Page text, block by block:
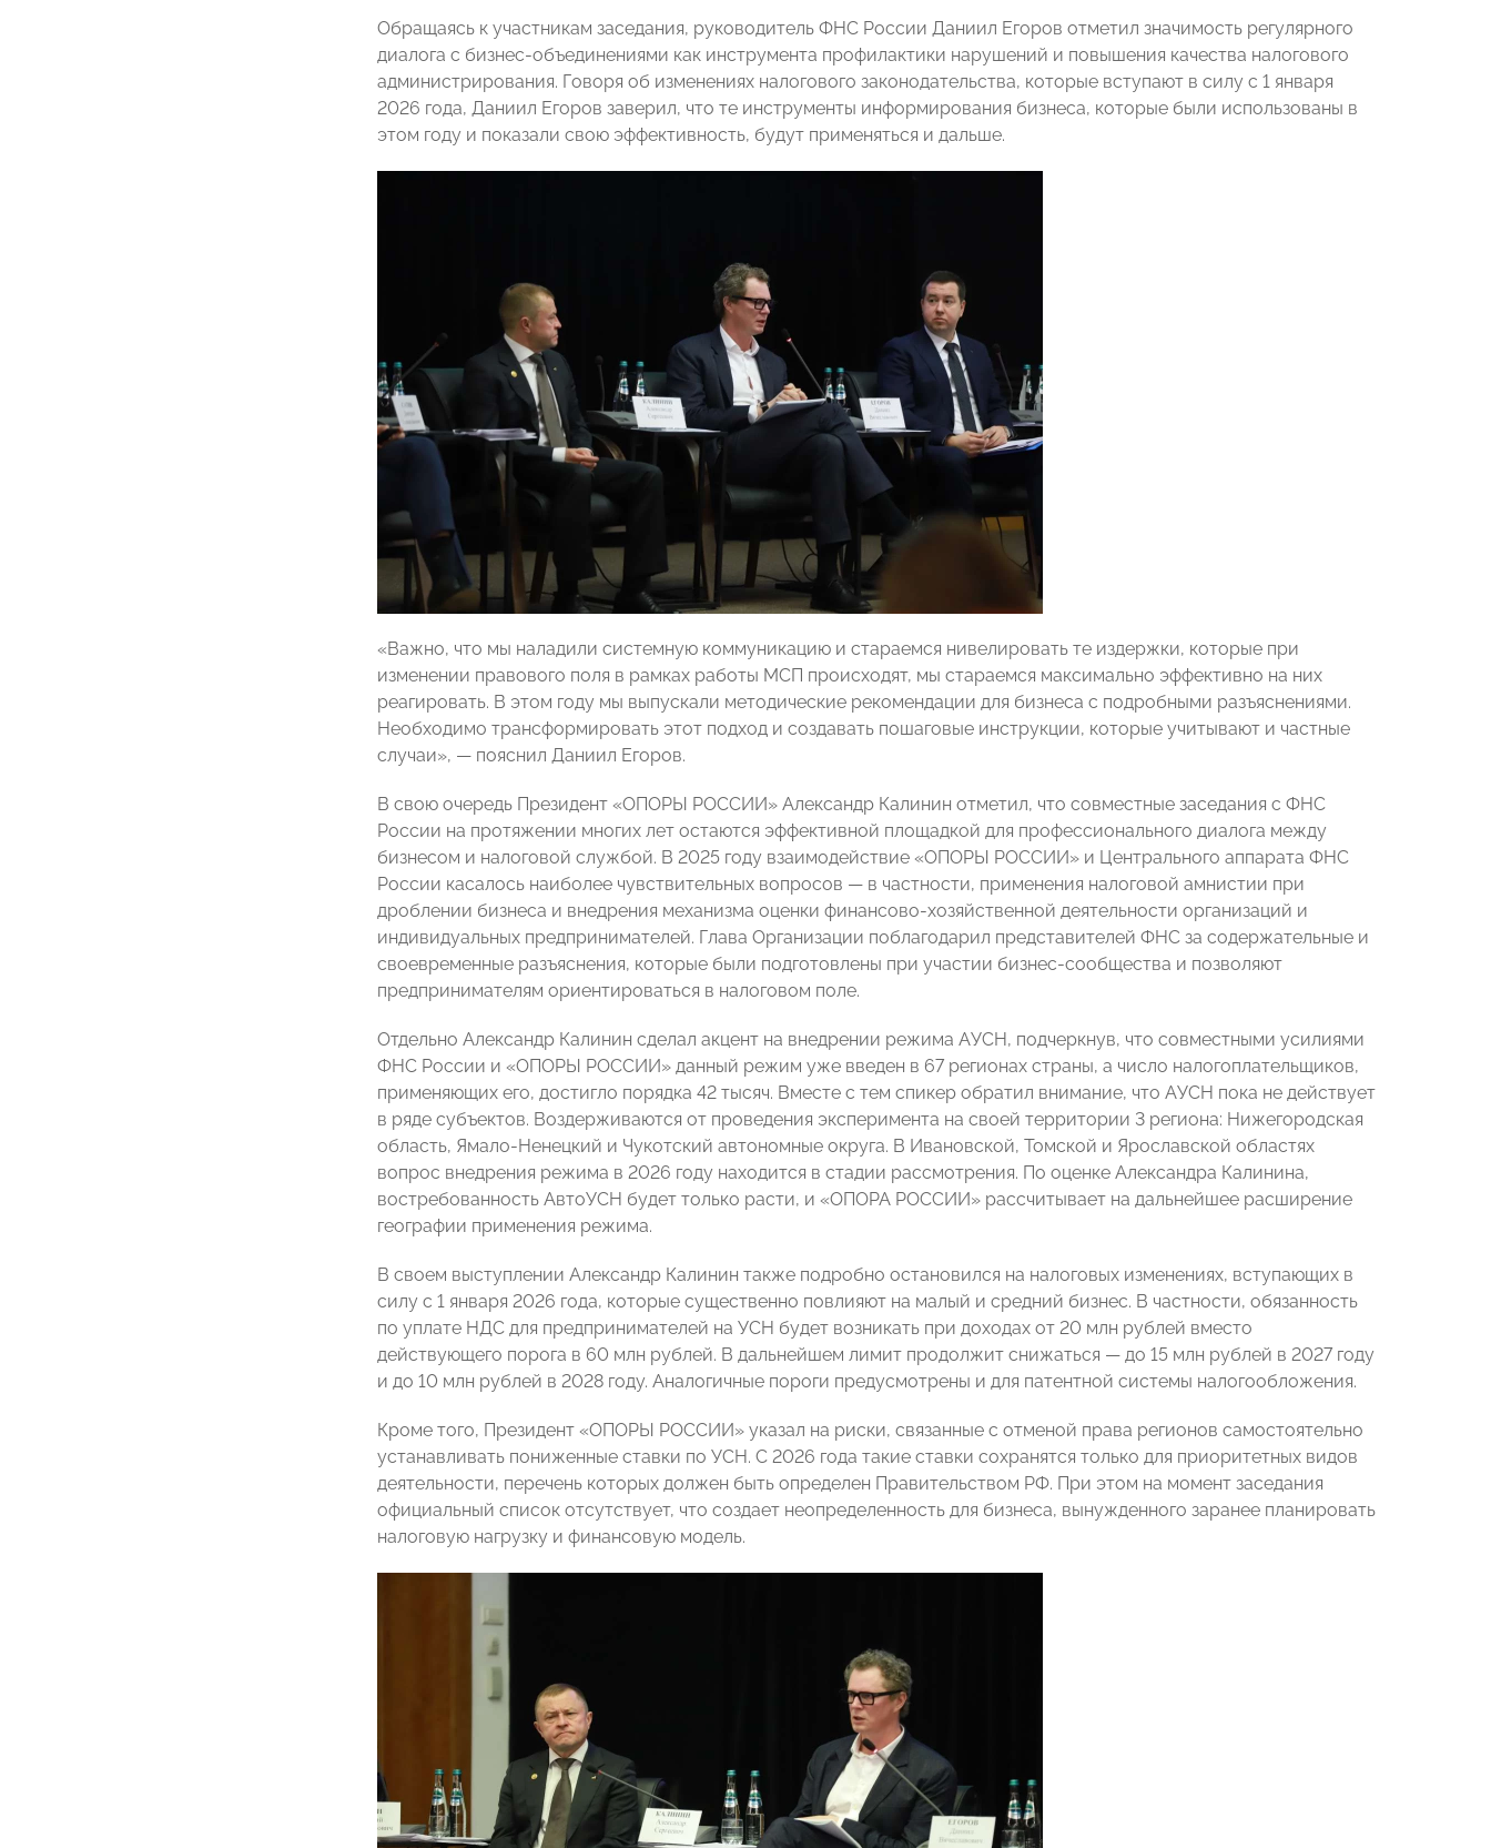
Обращаясь к участникам заседания, руководитель ФНС России Даниил Егоров отметил значимость регулярного
диалога с бизнес-объединениями как инструмента профилактики нарушений и повышения качества налогового
администрирования. Говоря об изменениях налогового законодательства, которые вступают в силу с 1 января
2026 года, Даниил Егоров заверил, что те инструменты информирования бизнеса, которые были использованы в
этом году и показали свою эффективность, будут применяться и дальше.
«Важно, что мы наладили системную коммуникацию и стараемся нивелировать те издержки, которые при
изменении правового поля в рамках работы МСП происходят, мы стараемся максимально эффективно на них
реагировать. В этом году мы выпускали методические рекомендации для бизнеса с подробными разъяснениями.
Необходимо трансформировать этот подход и создавать пошаговые инструкции, которые учитывают и частные
случаи», — пояснил Даниил Егоров.
В свою очередь Президент «ОПОРЫ РОССИИ» Александр Калинин отметил, что совместные заседания с ФНС
России на протяжении многих лет остаются эффективной площадкой для профессионального диалога между
бизнесом и налоговой службой. В 2025 году взаимодействие «ОПОРЫ РОССИИ» и Центрального аппарата ФНС
России касалось наиболее чувствительных вопросов — в частности, применения налоговой амнистии при
дроблении бизнеса и внедрения механизма оценки финансово-хозяйственной деятельности организаций и
индивидуальных предпринимателей. Глава Организации поблагодарил представителей ФНС за содержательные и
своевременные разъяснения, которые были подготовлены при участии бизнес-сообщества и позволяют
предпринимателям ориентироваться в налоговом поле.
Отдельно Александр Калинин сделал акцент на внедрении режима АУСН, подчеркнув, что совместными усилиями
ФНС России и «ОПОРЫ РОССИИ» данный режим уже введен в 67 регионах страны, а число налогоплательщиков,
применяющих его, достигло порядка 42 тысяч. Вместе с тем спикер обратил внимание, что АУСН пока не действует
в ряде субъектов. Воздерживаются от проведения эксперимента на своей территории 3 региона: Нижегородская
область, Ямало-Ненецкий и Чукотский автономные округа. В Ивановской, Томской и Ярославской областях
вопрос внедрения режима в 2026 году находится в стадии рассмотрения. По оценке Александра Калинина,
востребованность АвтоУСН будет только расти, и «ОПОРА РОССИИ» рассчитывает на дальнейшее расширение
географии применения режима.
В своем выступлении Александр Калинин также подробно остановился на налоговых изменениях, вступающих в
силу с 1 января 2026 года, которые существенно повлияют на малый и средний бизнес. В частности, обязанность
по уплате НДС для предпринимателей на УСН будет возникать при доходах от 20 млн рублей вместо
действующего порога в 60 млн рублей. В дальнейшем лимит продолжит снижаться — до 15 млн рублей в 2027 году
и до 10 млн рублей в 2028 году. Аналогичные пороги предусмотрены и для патентной системы налогообложения.
Кроме того, Президент «ОПОРЫ РОССИИ» указал на риски, связанные с отменой права регионов самостоятельно
устанавливать пониженные ставки по УСН. С 2026 года такие ставки сохранятся только для приоритетных видов
деятельности, перечень которых должен быть определен Правительством РФ. При этом на момент заседания
официальный список отсутствует, что создает неопределенность для бизнеса, вынужденного заранее планировать
налоговую нагрузку и финансовую модель.